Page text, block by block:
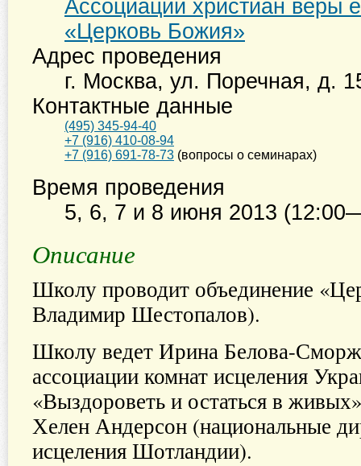
Ассоциации христиан веры
«Церковь Божия»
Адрес проведения
г. Москва, ул. Поречная, д.
Контактные данные
(495) 345-94-40
+7 (916) 410-08-94
+7 (916) 691-78-73 (вопросы о семинарах)
Время проведения
5, 6, 7 и 8 июня 2013
Описание
Школу проводит объединение
Владимир Шестопалов).
Школу ведет Ирина Белова-
ассоциации комнат исцеления
«Выздороветь и остаться в
Хелен Андерсон (национальные
исцеления Шотландии).